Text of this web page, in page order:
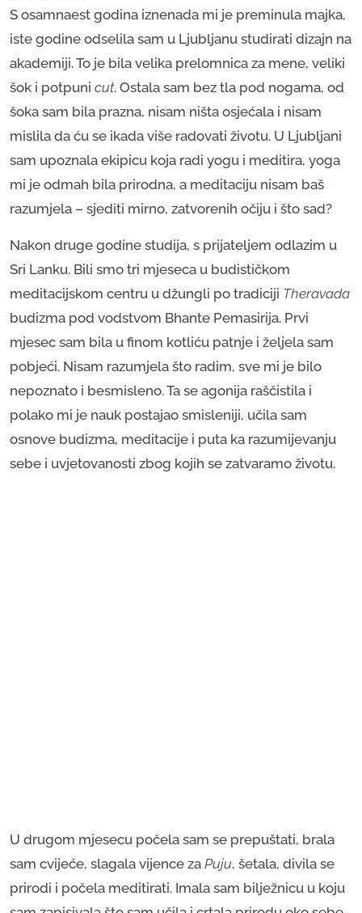
S osamnaest godina iznenada mi je preminula majka,
iste godine odselila sam u Ljubljanu studirati dizajn na
akademiji. To je bila velika prelomnica za mene, veliki
šok i potpuni cut. Ostala sam bez tla pod nogama, od
šoka sam bila prazna, nisam ništa osjećala i nisam
mislila da ću se ikada više radovati životu. U Ljubljani
sam upoznala ekipicu koja radi yogu i meditira, yoga
mi je odmah bila prirodna, a meditaciju nisam baš
razumjela – sjediti mirno, zatvorenih očiju i što sad?
Nakon druge godine studija, s prijateljem odlazim u
Sri Lanku. Bili smo tri mjeseca u budističkom
meditacijskom centru u džungli po tradiciji Theravada
budizma pod vodstvom Bhante Pemasirija. Prvi
mjesec sam bila u finom kotliću patnje i željela sam
pobjeći. Nisam razumjela što radim, sve mi je bilo
nepoznato i besmisleno. Ta se agonija raščistila i
polako mi je nauk postajao smisleniji, učila sam
osnove budizma, meditacije i puta ka razumijevanju
sebe i uvjetovanosti zbog kojih se zatvaramo životu.
U drugom mjesecu počela sam se prepuštati, brala
sam cvijeće, slagala vijence za Puju, šetala, divila se
prirodi i počela meditirati. Imala sam bilježnicu u koju